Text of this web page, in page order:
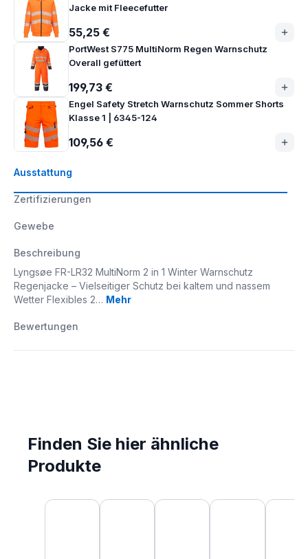
Ausstattung
Zertifizierungen
Gewebe
Beschreibung
Lyngsøe FR-LR32 MultiNorm 2 in 1 Winter Warnschutz
Regenjacke – Vielseitiger Schutz bei kaltem und nassem
Wetter Flexibles 2… Mehr
Bewertungen
Jacke mit Fleecefutter
55,25 €
PortWest S775 MultiNorm Regen Warnschutz
Overall gefüttert
199,73 €
Engel Safety Stretch Warnschutz Sommer Shorts
Klasse 1 | 6345-124
109,56 €
Finden Sie hier ähnliche
Produkte
Produktgalerie überspringen